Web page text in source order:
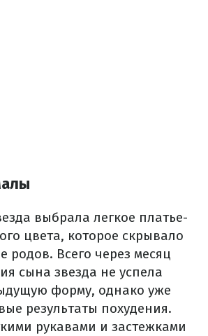
выбрала легкое платье-
цвета, которое скрывало
родов. Всего через месяц
сына звезда не успела
форму, однако уже
результаты похудения.
рукавами и застежками